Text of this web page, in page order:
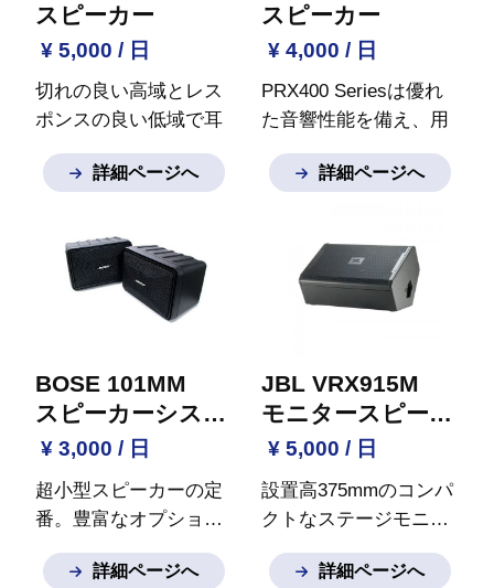
スピーカー
¥ 5,000 / 日
切れの良い高域とレス
ポンスの良い低域で耳
あたりのよい万能サウ
ンドです。設置や可搬
小規模ライブからホー
ルコンサートまでさま
ざまなシーンで利用可
スピーカースタンド
選びいただけます。
※ご質問など御座いま
したらお気軽にお問い
合わせください。
詳細ページへ
スピーカー
¥ 4,000 / 日
PRX400 Seriesは優れ
た音響性能を備え、用
途を選ばず幅広く活躍
します。高域には、上
ドライバーを搭載。
イヤフラムに軽量ポリ
音を忠実に再現しま
す。
スピーカースタン
ドは別途オプションで
お選びいただけます。
※ご質問など御座いま
したらお気軽にお問い
合わせください。
詳細ページへ
BOSE 101MM
スピーカーシステ
ムペア
¥ 3,000 / 日
超小型スピーカーの定
番。豊富なオプション
け等フレキシブルに対
詳細ページへ
JBL VRX915M
モニタースピーカ
ー
¥ 5,000 / 日
設置高375mmのコンパ
クトなステージモニタ
（380mm）低域ドライ
詳細ページへ